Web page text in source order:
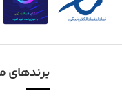
برندهای